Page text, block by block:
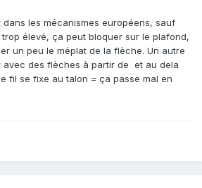
les mécanismes européens, sauf
élevé, ça peut bloquer sur le plafond,
un peu le méplat de la flèche. Un autre
avec des flèches à partir de et au dela
fil se fixe au talon = ça passe mal en